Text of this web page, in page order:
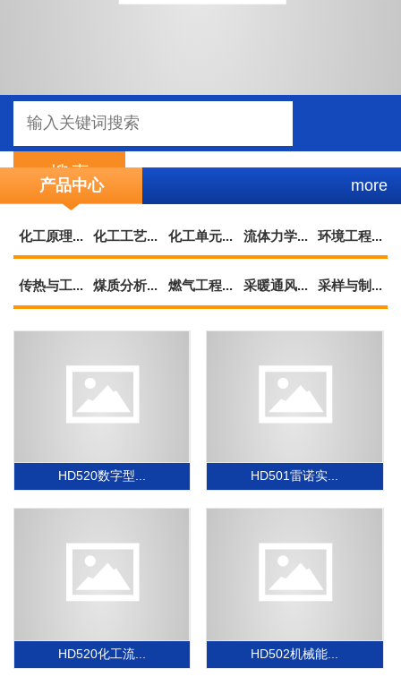
产品中心 more
化工原理... 化工工艺... 化工单元... 流体力学... 环境工程...
传热与工... 煤质分析... 燃气工程... 采暖通风... 采样与制...
HD520数字型... HD501雷诺实...
HD520化工流... HD502机械能...